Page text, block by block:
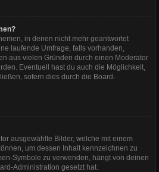
in denen nicht mehr geantwortet
laufende Umfrage, falls vorhanden,
aus vielen Gründen durch einen Moderator
Eventuell hast du auch die Möglichkeit,
sofern dies durch die Board-
ausgewählte Bilder, welche mit einem
um dessen Inhalt kennzeichnen zu
Symbole zu verwenden, hängt von deinen
Administration gesetzt hat.